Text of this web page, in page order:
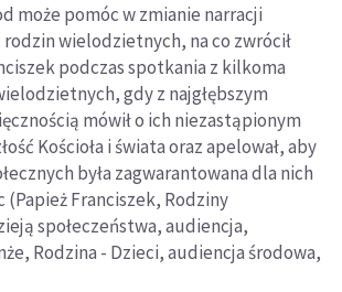
może pomóc w zmianie narracji
rodzin wielodzietnych, na co zwrócił
podczas spotkania z kilkoma
gdy z najgłębszym
mówił o ich niezastąpionym
Kościoła i świata oraz apelował, aby
była zagwarantowana dla nich
Franciszek, Rodziny
społeczeństwa, audiencja,
Rodzina - Dzieci, audiencja środowa,